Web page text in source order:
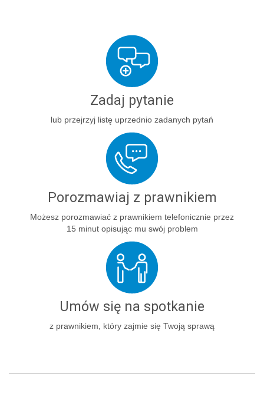
Zadaj pytanie
lub przejrzyj listę uprzednio zadanych pytań
Porozmawiaj z prawnikiem
Możesz porozmawiać z prawnikiem telefonicznie przez
15 minut opisując mu swój problem
Umów się na spotkanie
z prawnikiem, który zajmie się Twoją sprawą